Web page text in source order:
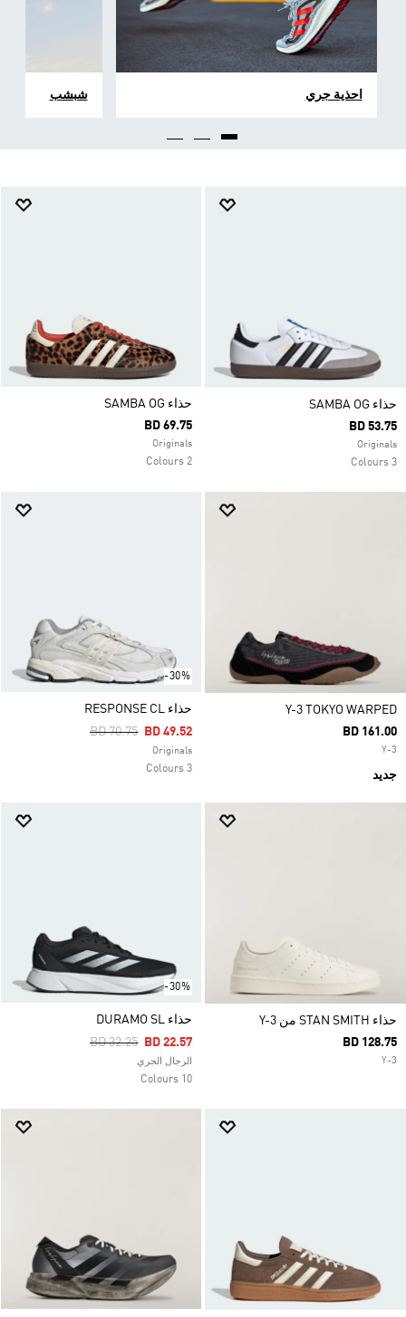
احذية جري شبشب
حذاء SAMBA OG
BD 53.75
Originals
3 Colours
حذاء SAMBA OG
BD 69.75
Originals
2 Colours
Y-3 TOKYO WARPED
BD 161.00
Y-3
جديد
-30%
حذاء RESPONSE CL
Price Reduced From
BD 70.75ToBD 49.52
Originals
3 Colours
حذاء STAN SMITH من Y-3
BD 128.75
Y-3
-30%
حذاء DURAMO SL
Price Reduced From
BD 32.25ToBD 22.57
الرجال الجري
10 Colours